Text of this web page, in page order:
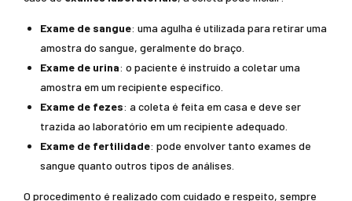
Exame de sangue: uma agulha é utilizada para retirar uma
amostra do sangue, geralmente do braço.
Exame de urina: o paciente é instruído a coletar uma
amostra em um recipiente específico.
Exame de fezes: a coleta é feita em casa e deve ser
trazida ao laboratório em um recipiente adequado.
Exame de fertilidade: pode envolver tanto exames de
sangue quanto outros tipos de análises.
O procedimento é realizado com cuidado e respeito, sempre